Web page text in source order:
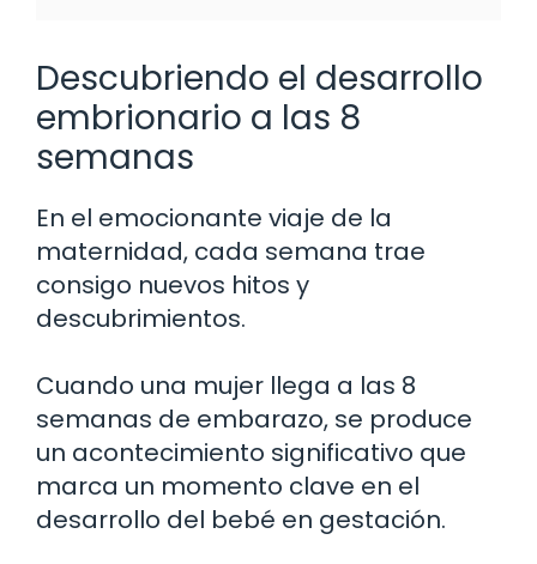
Descubriendo el desarrollo
embrionario a las 8
semanas
En el emocionante viaje de la
maternidad, cada semana trae
consigo nuevos hitos y
descubrimientos.
Cuando una mujer llega a las 8
semanas de embarazo, se produce
un acontecimiento significativo que
marca un momento clave en el
desarrollo del bebé en gestación.